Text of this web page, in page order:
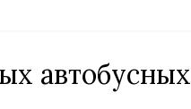
автобусных